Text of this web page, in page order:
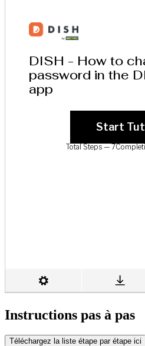
Instructions pas à pas
Téléchargez la liste étape par étape ici